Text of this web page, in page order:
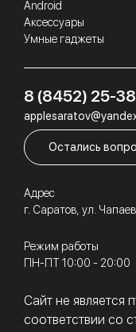
Android
Аксессуары
Умные гаджеты
8 (8452) 25-
Остались
Адрес
г. Саратов, ул.
Режим работы
ПН-ПТ 10:00 - 20:00
Сайт не является
соответствии со